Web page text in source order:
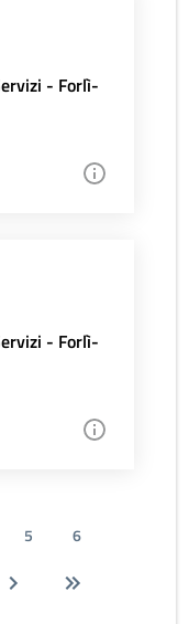
- Forlì-
- Forlì-
5
6